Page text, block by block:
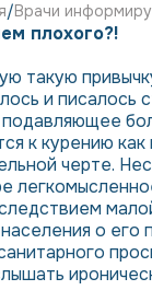
Врачи
плохого?!
такую
и писалось
к курению как
черте.
о его